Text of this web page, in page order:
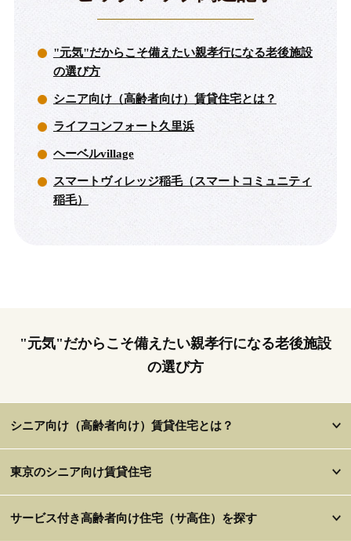
"元気"だからこそ備えたい親孝行になる老後施設
の選び方
シニア向け（高齢者向け）賃貸住宅とは？
ライフコンフォート久里浜
ヘーベルvillage
スマートヴィレッジ稲毛（スマートコミュニティ
稲毛）
"元気"だからこそ備えたい親孝行になる老後施設
の選び方
シニア向け（高齢者向け）賃貸住宅とは？
東京のシニア向け賃貸住宅
サービス付き高齢者向け住宅（サ高住）を探す